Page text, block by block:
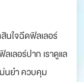
นใจฉีดฟิลเลอร์
เลอร์ปาก เราดูแล
นยำ ควบคุม